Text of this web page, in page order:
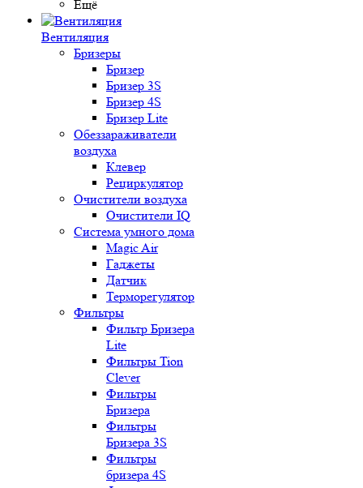
Ещё
Вентиляция
Бризеры
Бризер
Бризер 3S
Бризер 4S
Бризер Lite
Обеззараживатели
воздуха
Клевер
Рециркулятор
Очистители воздуха
Очистители IQ
Система умного дома
Magic Air
Гаджеты
Датчик
Терморегулятор
Фильтры
Фильтр Бризера
Lite
Фильтры Tion
Clever
Фильтры
Бризера
Фильтры
Бризера 3S
Фильтры
бризера 4S